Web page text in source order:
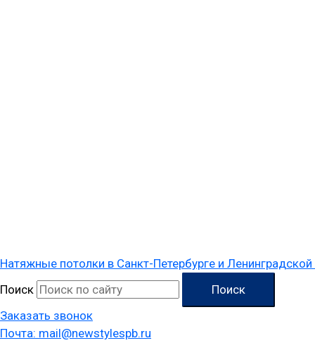
Натяжные потолки в Санкт-Петербурге и Ленинградской
Поиск
Поиск
Заказать звонок
Почта: mail@newstylespb.ru